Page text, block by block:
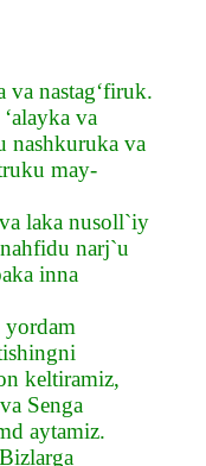
va nastag‘firuk.
va
nashkuruka va
may-
laka nusoll`iy
narj`u
inna
keltiramiz,
Senga
aytamiz.